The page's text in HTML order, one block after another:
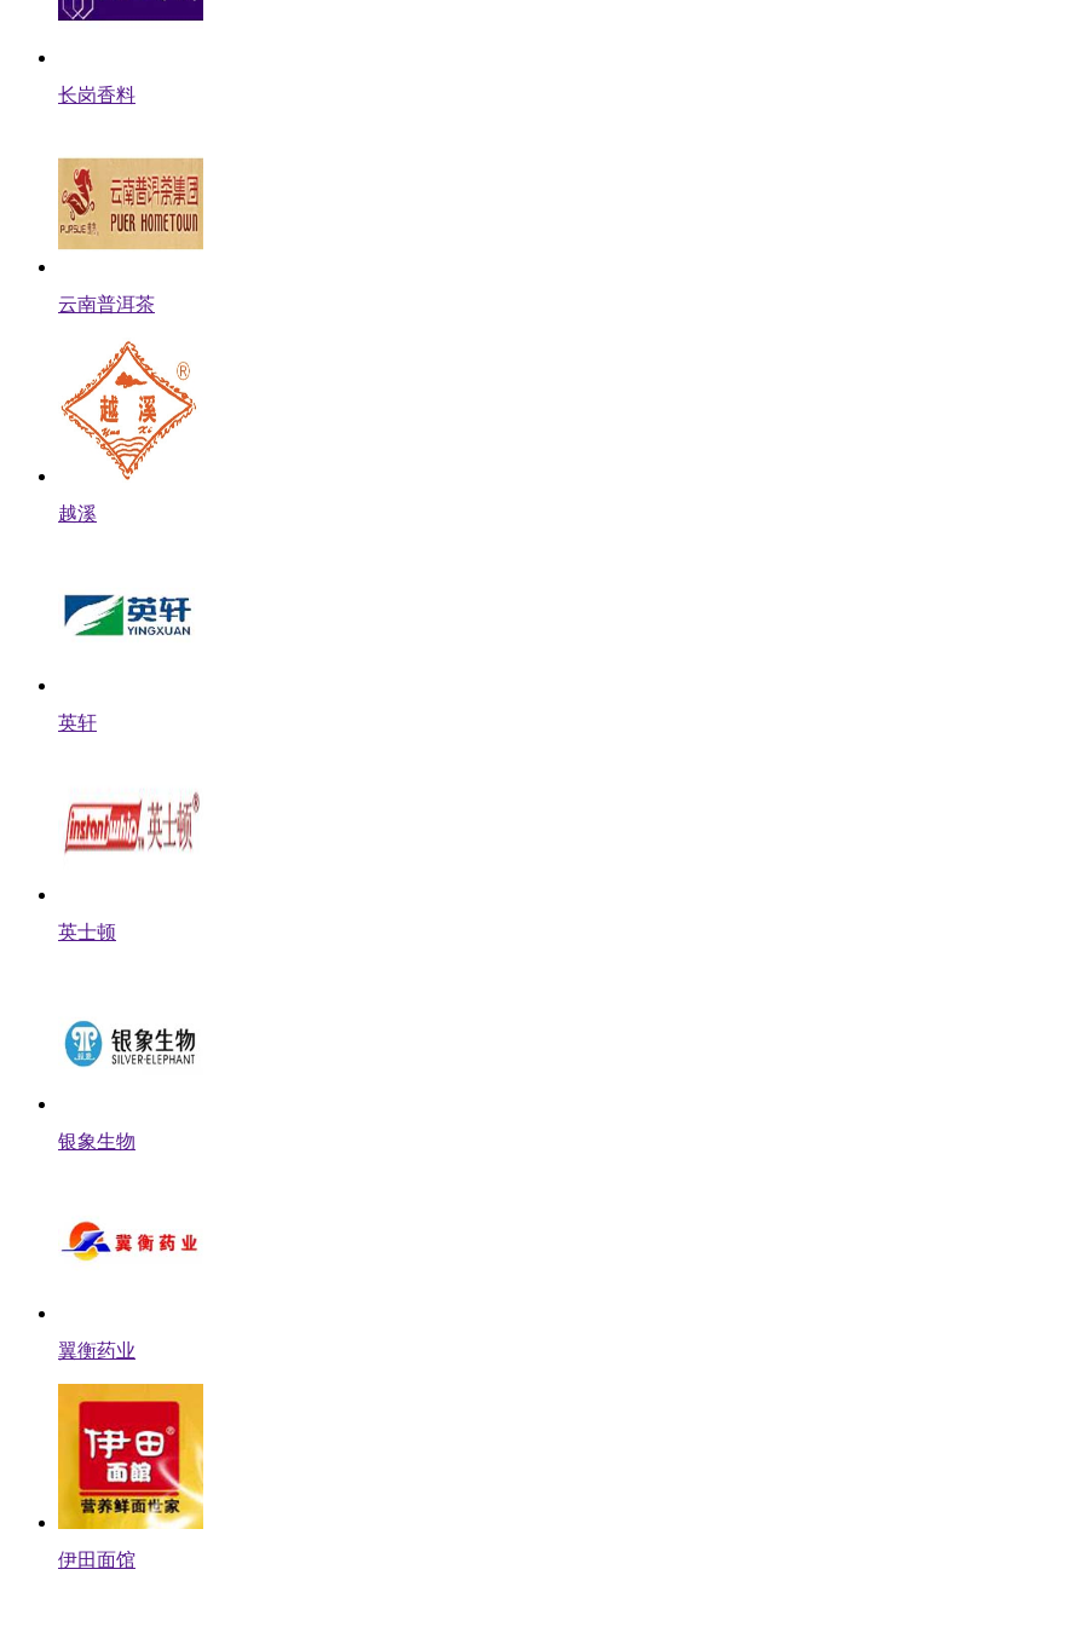
长岗香料
云南普洱茶
越溪
英轩
英士顿
银象生物
翼衡药业
伊田面馆